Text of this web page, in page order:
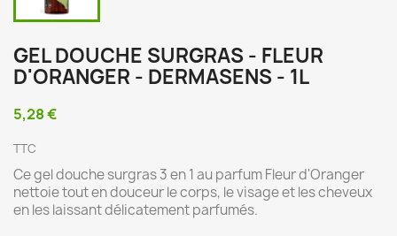
GEL DOUCHE SURGRAS - FLEUR
D'ORANGER - DERMASENS - 1L
5,28 €
TTC
Ce gel douche surgras 3 en 1 au parfum Fleur d'Oranger
nettoie tout en douceur le corps, le visage et les cheveux
en les laissant délicatement parfumés.